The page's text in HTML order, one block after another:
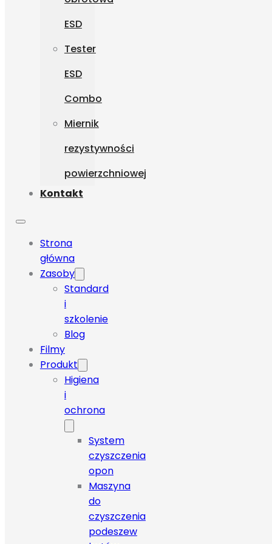
ESD
Tester
ESD
Combo
Miernik
rezystywności
powierzchniowej
Kontakt
Strona
główna
Zasoby
Standard
i
szkolenie
Blog
Filmy
Produkt
Higiena
i
ochrona
System
czyszczenia
opon
Maszyna
do
czyszczenia
podeszew